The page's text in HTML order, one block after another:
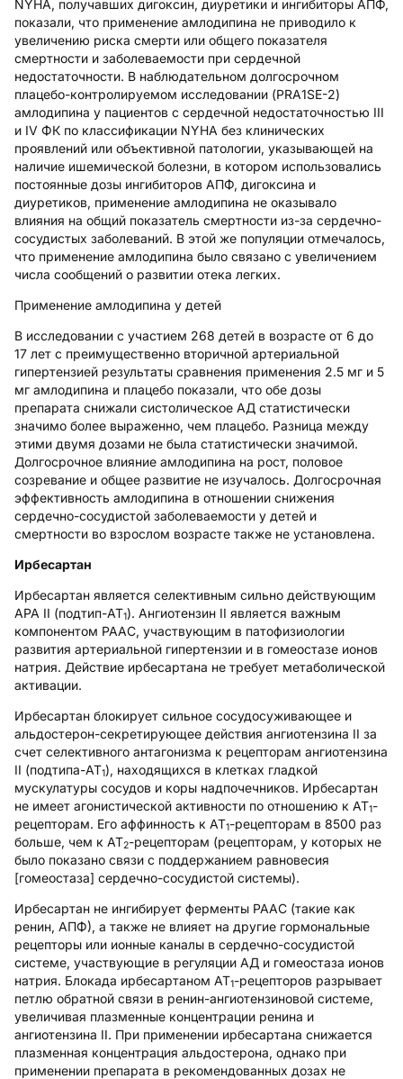
NYHA, получавших дигоксин, диуретики и ингибиторы АПФ,
показали, что применение амлодипина не приводило к
увеличению риска смерти или общего показателя
смертности и заболеваемости при сердечной
недостаточности. В наблюдательном долгосрочном
плацебо-контролируемом исследовании (PRA1SE-2)
амлодипина у пациентов с сердечной недостаточностью III
и IV ФК по классификации NYHA без клинических
проявлений или объективной патологии, указывающей на
наличие ишемической болезни, в котором использовались
постоянные дозы ингибиторов АПФ, дигоксина и
диуретиков, применение амлодипина не оказывало
влияния на общий показатель смертности из-за сердечно-
сосудистых заболеваний. В этой же популяции отмечалось,
что применение амлодипина было связано с увеличением
числа сообщений о развитии отека легких.
Применение амлодипина у детей
В исследовании с участием 268 детей в возрасте от 6 до
17 лет с преимущественно вторичной артериальной
гипертензией результаты сравнения применения 2.5 мг и 5
мг амлодипина и плацебо показали, что обе дозы
препарата снижали систолическое АД статистически
значимо более выраженно, чем плацебо. Разница между
этими двумя дозами не была статистически значимой.
Долгосрочное влияние амлодипина на рост, половое
созревание и общее развитие не изучалось. Долгосрочная
эффективность амлодипина в отношении снижения
сердечно-сосудистой заболеваемости у детей и
смертности во взрослом возрасте также не установлена.
Ирбесартан
Ирбесартан является селективным сильно действующим
АРА II (подтип-AT1). Ангиотензин II является важным
компонентом РААС, участвующим в патофизиологии
развития артериальной гипертензии и в гомеостазе ионов
натрия. Действие ирбесартана не требует метаболической
активации.
Ирбесартан блокирует сильное сосудосуживающее и
альдостерон-секретирующее действия ангиотензина II за
счет селективного антагонизма к рецепторам ангиотензина
II (подтипа-AT1), находящихся в клетках гладкой
мускулатуры сосудов и коры надпочечников. Ирбесартан
не имеет агонистической активности по отношению к АТ1-
рецепторам. Его аффинность к AT1-рецепторам в 8500 раз
больше, чем к АТ2-рецепторам (рецепторам, у которых не
было показано связи с поддержанием равновесия
[гомеостаза] сердечно-сосудистой системы).
Ирбесартан не ингибирует ферменты РААС (такие как
ренин, АПФ), а также не влияет на другие гормональные
рецепторы или ионные каналы в сердечно-сосудистой
системе, участвующие в регуляции АД и гомеостаза ионов
натрия. Блокада ирбесартаном AT1-рецепторов разрывает
петлю обратной связи в ренин-ангиотензиновой системе,
увеличивая плазменные концентрации ренина и
ангиотензина II. При применении ирбесартана снижается
плазменная концентрация альдостерона, однако при
применении препарата в рекомендованных дозах не